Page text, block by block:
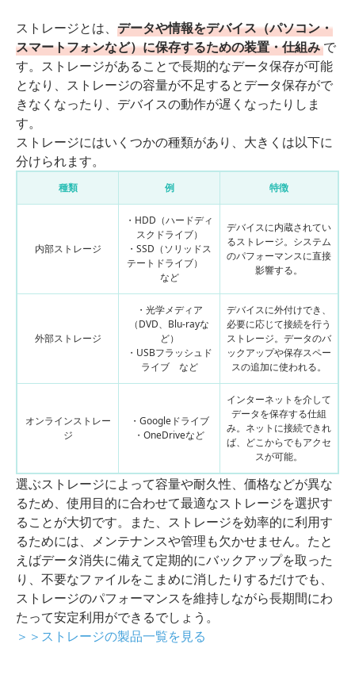
ストレージとは、 データや情報をデバイス（パソコン・
スマートフォンなど）に保存するための装置・仕組み で
す。ストレージがあることで長期的なデータ保存が可能
となり、ストレージの容量が不足するとデータ保存がで
きなくなったり、デバイスの動作が遅くなったりしま
す。
ストレージにはいくつかの種類があり、大きくは以下に
分けられます。
種類 例 特徴
内部ストレージ
・HDD（ハードディ
スクドライブ）
・SSD（ソリッドス
テートドライブ）
など
デバイスに内蔵されてい
るストレージ。システム
のパフォーマンスに直接
影響する。
外部ストレージ
・光学メディア
（DVD、Blu-rayな
ど）
・USBフラッシュド
ライブ など
デバイスに外付けでき、
必要に応じて接続を行う
ストレージ。データのバ
ックアップや保存スペー
スの追加に使われる。
オンラインストレー
ジ
・Googleドライブ
・OneDriveなど
インターネットを介して
データを保存する仕組
み。ネットに接続できれ
ば、どこからでもアクセ
スが可能。
選ぶストレージによって容量や耐久性、価格などが異な
るため、使用目的に合わせて最適なストレージを選択す
ることが大切です。また、ストレージを効率的に利用す
るためには、メンテナンスや管理も欠かせません。たと
えばデータ消失に備えて定期的にバックアップを取った
り、不要なファイルをこまめに消したりするだけでも、
ストレージのパフォーマンスを維持しながら長期間にわ
たって安定利用ができるでしょう。
＞＞ストレージの製品一覧を見る